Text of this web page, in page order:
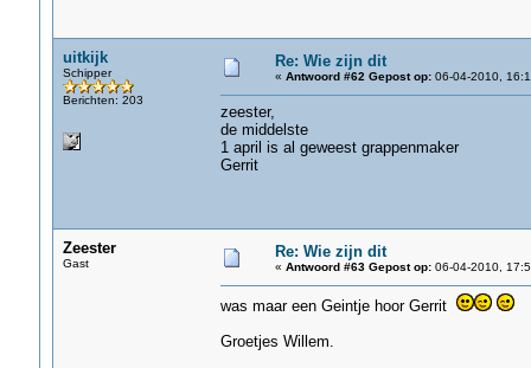
uitkijk
Schipper
Berichten: 203
Re: Wie zijn dit
« Antwoord #62 Gepost op:06-04-2010,
zeester,
de middelste
1 april is al geweest grappenmaker
Gerrit
Zeester
Gast
Re: Wie zijn dit
« Antwoord #63 Gepost op:06-04-2010,
was maar een Geintje hoor Gerrit
Groetjes Willem.